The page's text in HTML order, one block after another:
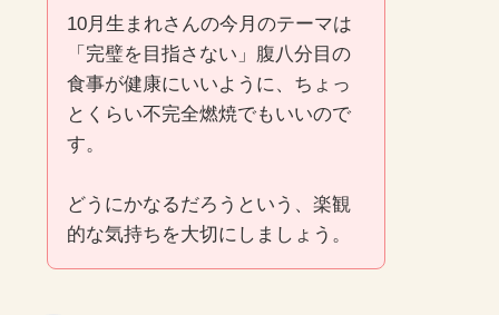
10月生まれさんの今月のテーマは
「完璧を目指さない」腹八分目の
食事が健康にいいように、ちょっ
とくらい不完全燃焼でもいいので
す。
どうにかなるだろうという、楽観
的な気持ちを大切にしましょう。